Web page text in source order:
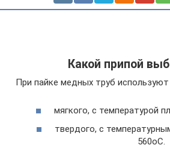
Какой припой
При пайке медных труб
мягкого, с температурой
твердого, с
560оС.